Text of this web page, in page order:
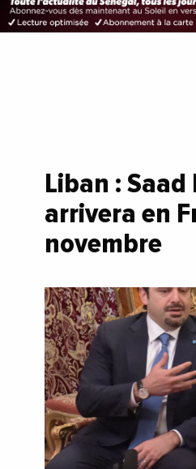
Liban :
arrivera en
novembre